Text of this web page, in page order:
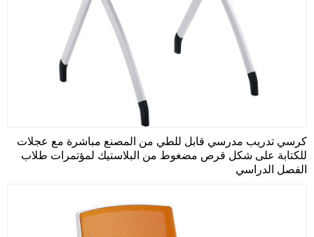
كرسي تدريب مدرسي قابل للطي من المصنع مباشرة مع عجلات
للكتابة على شكل قرص مضغوط من البلاستيك لمؤتمرات طلاب
الفصل الدراسي